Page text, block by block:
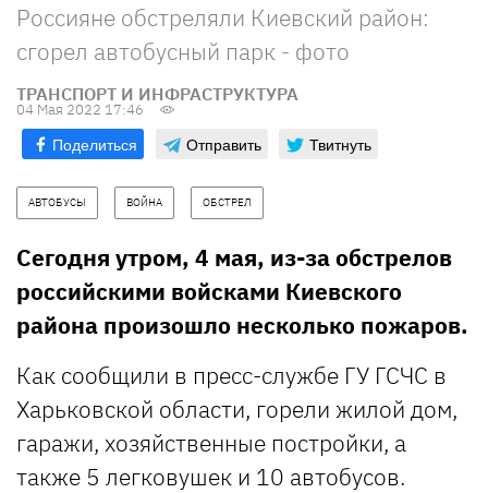
Россияне обстреляли Киевский район:
сгорел автобусный парк - фото
ТРАНСПОРТ И ИНФРАСТРУКТУРА
04 Мая 2022 17:46
Поделиться Отправить Твитнуть
АВТОБУСЫ ВОЙНА ОБСТРЕЛ
Сегодня утром, 4 мая, из-за обстрелов
российскими войсками Киевского
района произошло несколько пожаров.
Как сообщили в пресс-службе ГУ ГСЧС в
Харьковской области, горели жилой дом,
гаражи, хозяйственные постройки, а
также 5 легковушек и 10 автобусов.